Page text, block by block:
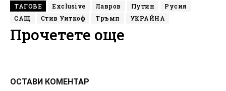
ТАГОВЕ Exclusive Лавров Путин
Русия
САЩ
Стив Уиткоф Тръмп УКРАЙНА
Прочетете още
ОСТАВИ КОМЕНТАР